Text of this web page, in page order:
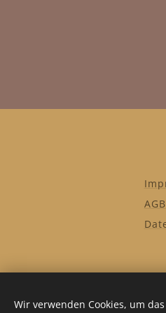
AGB
Wir verwenden Cookies, um